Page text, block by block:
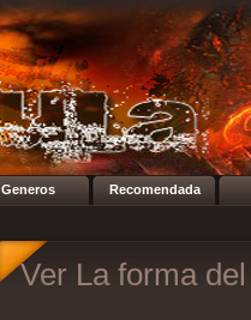
Generos Recomendada
Ver La forma